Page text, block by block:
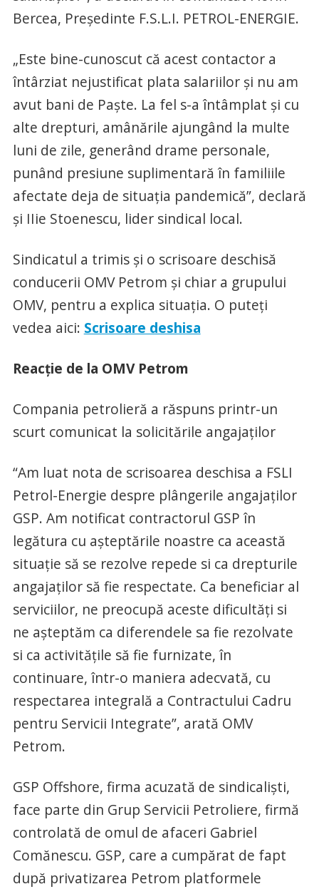
Bercea, Președinte F.S.L.I. PETROL-ENERGIE.
„Este bine-cunoscut că acest contactor a
întârziat nejustificat plata salariilor şi nu am
avut bani de Paşte. La fel s-a întâmplat și cu
alte drepturi, amânările ajungând la multe
luni de zile, generând drame personale,
punând presiune suplimentară în familiile
afectate deja de situația pandemică”, declară
și IIie Stoenescu, lider sindical local.
Sindicatul a trimis și o scrisoare deschisă
conducerii OMV Petrom și chiar a grupului
OMV, pentru a explica situația. O puteți
vedea aici: Scrisoare deshisa
Reacție de la OMV Petrom
Compania petrolieră a răspuns printr-un
scurt comunicat la solicitările angajaților
“Am luat nota de scrisoarea deschisa a FSLI
Petrol-Energie despre plângerile angajaților
GSP. Am notificat contractorul GSP în
legătura cu așteptările noastre ca această
situație să se rezolve repede si ca drepturile
angajaților să fie respectate. Ca beneficiar al
serviciilor, ne preocupă aceste dificultăți si
ne așteptăm ca diferendele sa fie rezolvate
si ca activitățile să fie furnizate, în
continuare, într-o maniera adecvată, cu
respectarea integrală a Contractului Cadru
pentru Servicii Integrate”, arată OMV
Petrom.
GSP Offshore, firma acuzată de sindicaliști,
face parte din Grup Servicii Petroliere, firmă
controlată de omul de afaceri Gabriel
Comănescu. GSP, care a cumpărat de fapt
după privatizarea Petrom platformele